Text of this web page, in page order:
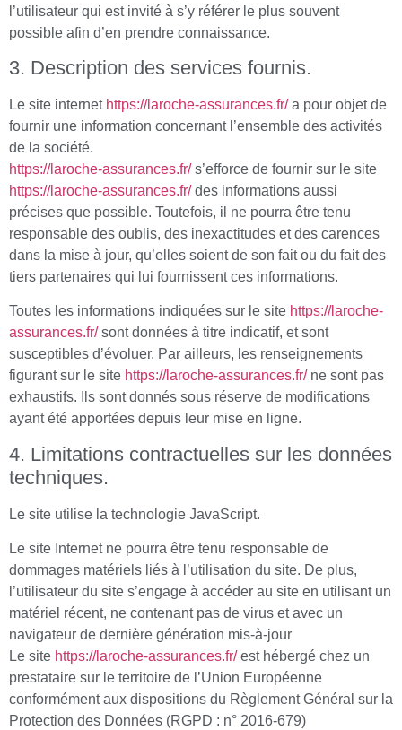
l’utilisateur qui est invité à s’y référer le plus souvent
possible afin d’en prendre connaissance.
3. Description des services fournis.
Le site internet https://laroche-assurances.fr/a pour objet de
fournir une information concernant l’ensemble des activités
de la société.
https://laroche-assurances.fr/s’efforce de fournir sur le site
https://laroche-assurances.fr/des informations aussi
précises que possible. Toutefois, il ne pourra être tenu
responsable des oublis, des inexactitudes et des carences
dans la mise à jour, qu’elles soient de son fait ou du fait des
tiers partenaires qui lui fournissent ces informations.
Toutes les informations indiquées sur le site https://laroche-
assurances.fr/ sont données à titre indicatif, et sont
susceptibles d’évoluer. Par ailleurs, les renseignements
figurant sur le site https://laroche-assurances.fr/ ne sont pas
exhaustifs. Ils sont donnés sous réserve de modifications
ayant été apportées depuis leur mise en ligne.
4. Limitations contractuelles sur les données
techniques.
Le site utilise la technologie JavaScript.
Le site Internet ne pourra être tenu responsable de
dommages matériels liés à l’utilisation du site. De plus,
l’utilisateur du site s’engage à accéder au site en utilisant un
matériel récent, ne contenant pas de virus et avec un
navigateur de dernière génération mis-à-jour
Le site https://laroche-assurances.fr/est hébergé chez un
prestataire sur le territoire de l’Union Européenne
conformément aux dispositions du Règlement Général sur la
Protection des Données (RGPD : n° 2016-679)